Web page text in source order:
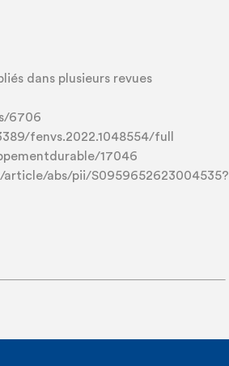
dans plusieurs revues
6706
fenvs.2022.1048554/full
17046
abs/pii/S0959652623004535?